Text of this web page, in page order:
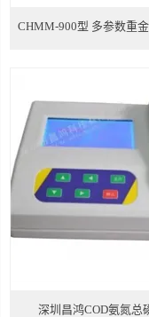
CHMM-900型 多参数重
深圳昌鸿COD氨氮总